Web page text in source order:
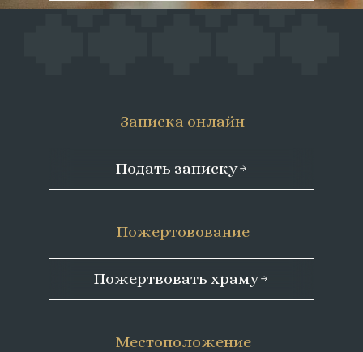
Пожертвовать храму
Подать записку
Местоположение
Пожертовование
Записка онлайн